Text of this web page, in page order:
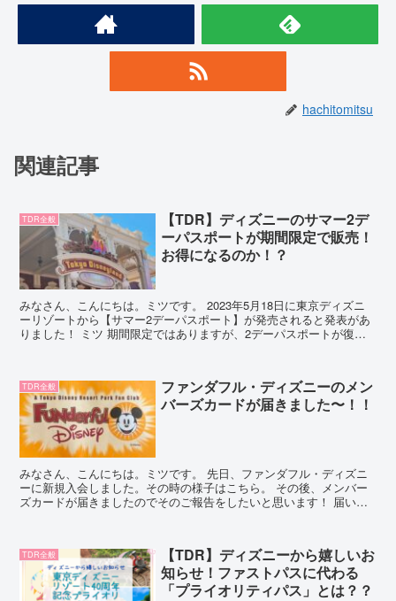
hachitomitsu
関連記事
TDR全般
【TDR】ディズニーのサマー2デ
ーパスポートが期間限定で販売！
お得になるのか！？
みなさん、こんにちは。ミツです。 2023年5月18日に東京ディズニ
ーリゾートから【サマー2デーパスポート】が発売されると発表があ
りました！ ミツ 期間限定ではありますが、2デーパスポートが復活
TDR全般
ファンダフル・ディズニーのメン
バーズカードが届きました〜！！
みなさん、こんにちは。ミツです。 先日、ファンダフル・ディズニ
ーに新規入会しました。その時の様子はこちら。 その後、メンバー
ズカードが届きましたのでそのご報告をしたいと思います！ 届いた
TDR全般
【TDR】ディズニーから嬉しいお
知らせ！ファストパスに代わる
「プライオリティパス」とは？？